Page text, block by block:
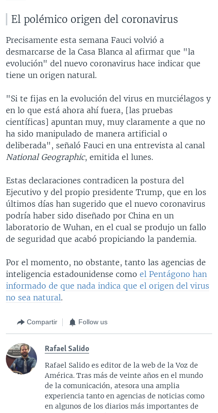
El polémico origen del coronavirus
Precisamente esta semana Fauci volvió a
desmarcarse de la Casa Blanca al afirmar que "la
evolución" del nuevo coronavirus hace indicar que
tiene un origen natural.
"Si te fijas en la evolución del virus en murciélagos y
en lo que está ahora ahí fuera, [las pruebas
científicas] apuntan muy, muy claramente a que no
ha sido manipulado de manera artificial o
deliberada", señaló Fauci en una entrevista al canal
National Geographic, emitida el lunes.
Estas declaraciones contradicen la postura del
Ejecutivo y del propio presidente Trump, que en los
últimos días han sugerido que el nuevo coronavirus
podría haber sido diseñado por China en un
laboratorio de Wuhan, en el cual se produjo un fallo
de seguridad que acabó propiciando la pandemia.
Por el momento, no obstante, tanto las agencias de
inteligencia estadounidense como el Pentágono han
informado de que nada indica que el origen del virus
no sea natural.
Compartir Follow us
Rafael Salido
Rafael Salido es editor de la web de la Voz de
América. Tras más de veinte años en el mundo
de la comunicación, atesora una amplia
experiencia tanto en agencias de noticias como
en algunos de los diarios más importantes de